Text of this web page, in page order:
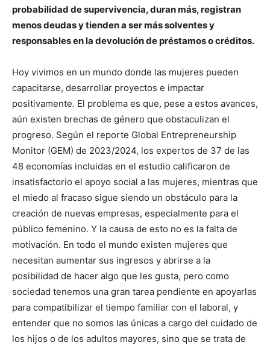
probabilidad de supervivencia, duran más, registran
menos deudas y tienden a ser más solventes y
responsables en la devolución de préstamos o créditos.
Hoy vivimos en un mundo donde las mujeres pueden
capacitarse, desarrollar proyectos e impactar
positivamente. El problema es que, pese a estos avances,
aún existen brechas de género que obstaculizan el
progreso. Según el reporte Global Entrepreneurship
Monitor (GEM) de 2023/2024, los expertos de 37 de las
48 economías incluidas en el estudio calificaron de
insatisfactorio el apoyo social a las mujeres, mientras que
el miedo al fracaso sigue siendo un obstáculo para la
creación de nuevas empresas, especialmente para el
público femenino. Y la causa de esto no es la falta de
motivación. En todo el mundo existen mujeres que
necesitan aumentar sus ingresos y abrirse a la
posibilidad de hacer algo que les gusta, pero como
sociedad tenemos una gran tarea pendiente en apoyarlas
para compatibilizar el tiempo familiar con el laboral, y
entender que no somos las únicas a cargo del cuidado de
los hijos o de los adultos mayores, sino que se trata de